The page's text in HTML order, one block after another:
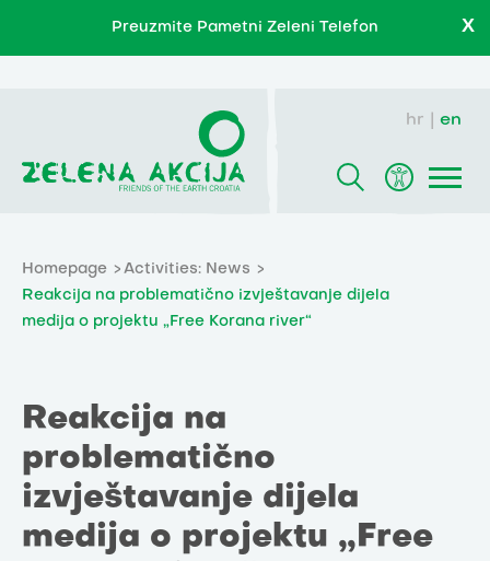
Preuzmite Pametni Zeleni Telefon X
hr en
Homepage
Activities: News
Reakcija na problematično izvještavanje dijela
medija o projektu „Free Korana river“
Reakcija na
problematično
izvještavanje dijela
medija o projektu „Free